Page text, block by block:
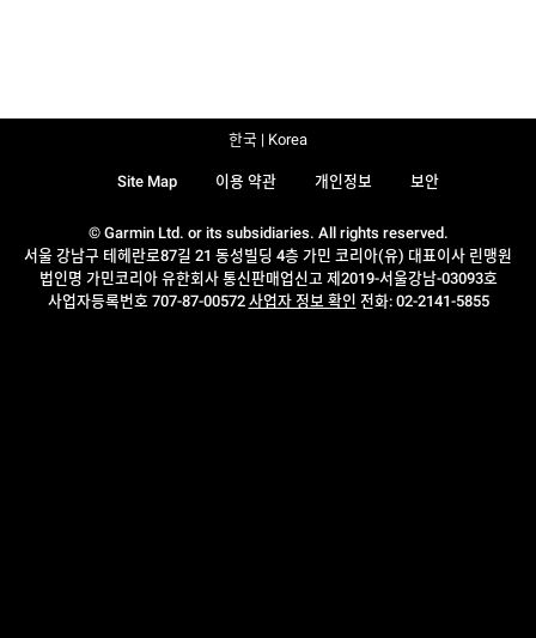
© Garmin Ltd. or its subsidiaries. All rights reserved.
서울 강남구 테헤란로87길 21 동성빌딩 4층 가민 코리아(유) 대표이사 린맹원
법인명 가민코리아 유한회사 통신판매업신고 제2019-서울강남-03093호
사업자등록번호 707-87-00572 사업자 정보 확인 전화: 02-2141-5855
Site Map 이용 약관 개인정보 보안
한국 | Korea